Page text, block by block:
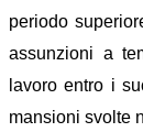
periodo
assunzioni a
lavoro entro i
mansioni svolte